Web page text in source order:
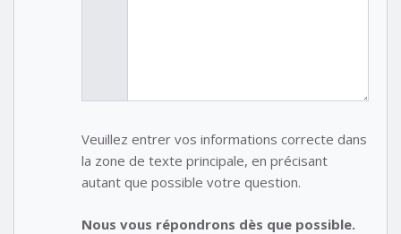
Veuillez entrer vos informations correcte dans
la zone de texte principale, en précisant
autant que possible votre question.
Nous vous répondrons dès que possible.